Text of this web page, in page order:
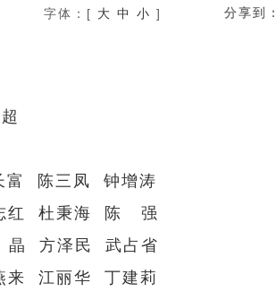
字体：[ 大 中 小 ] 分享到：
陈三凤 钟增涛
红 杜秉海 陈 强
方泽民 武占省
江丽华 丁建莉